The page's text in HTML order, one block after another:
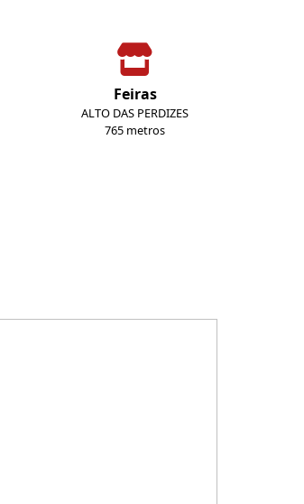
Feiras
ALTO DAS PERDIZES
765 metros